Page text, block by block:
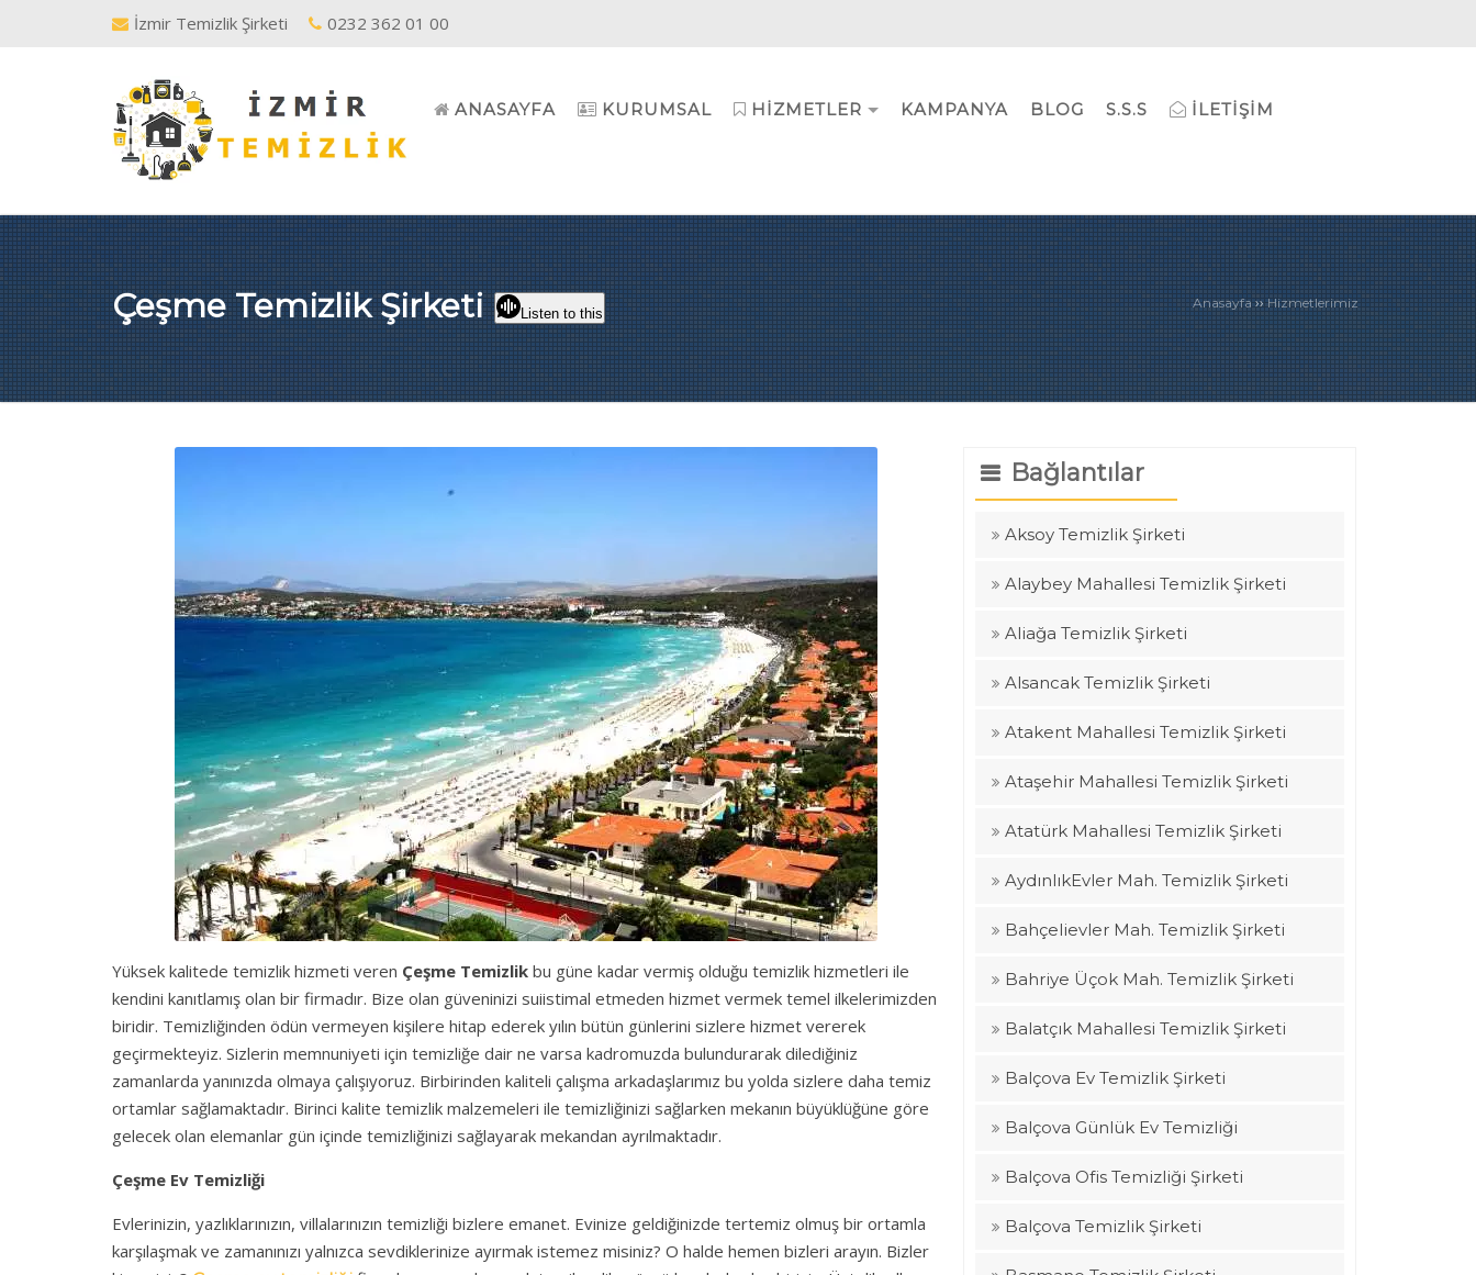
İzmir Temizlik Şirketi 0232 362 01 00
ANASAYFA KURUMSAL HIZMETLER KAMPANYA BLOG S.S.S İLETIŞIM
Çeşme Temizlik Şirketi Anasayfa ››Hizmetlerimiz
Listen to this
Yüksek kalitede temizlik hizmeti veren Çeşme Temizlik bu güne kadar vermiş olduğu temizlik hizmetleri ile
kendini kanıtlamış olan bir firmadır. Bize olan güveninizi suiistimal etmeden hizmet vermek temel ilkelerimizden
biridir. Temizliğinden ödün vermeyen kişilere hitap ederek yılın bütün günlerini sizlere hizmet vererek
geçirmekteyiz. Sizlerin memnuniyeti için temizliğe dair ne varsa kadromuzda bulundurarak dilediğiniz
zamanlarda yanınızda olmaya çalışıyoruz. Birbirinden kaliteli çalışma arkadaşlarımız bu yolda sizlere daha temiz
ortamlar sağlamaktadır. Birinci kalite temizlik malzemeleri ile temizliğinizi sağlarken mekanın büyüklüğüne göre
gelecek olan elemanlar gün içinde temizliğinizi sağlayarak mekandan ayrılmaktadır.
Çeşme Ev Temizliği
Evlerinizin, yazlıklarınızın, villalarınızın temizliği bizlere emanet. Evinize geldiğinizde tertemiz olmuş bir ortamla
karşılaşmak ve zamanınızı yalnızca sevdiklerinize ayırmak istemez misiniz? O halde hemen bizleri arayın. Bizler
Bağlantılar
Aksoy Temizlik Şirketi
Alaybey Mahallesi Temizlik Şirketi
Aliağa Temizlik Şirketi
Alsancak Temizlik Şirketi
Atakent Mahallesi Temizlik Şirketi
Ataşehir Mahallesi Temizlik Şirketi
Atatürk Mahallesi Temizlik Şirketi
AydınlıkEvler Mah. Temizlik Şirketi
Bahçelievler Mah. Temizlik Şirketi
Bahriye Üçok Mah. Temizlik Şirketi
Balatçık Mahallesi Temizlik Şirketi
Balçova Ev Temizlik Şirketi
Balçova Günlük Ev Temizliği
Balçova Ofis Temizliği Şirketi
Balçova Temizlik Şirketi